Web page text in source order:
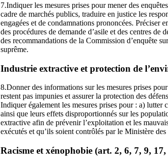
7.Indiquer les mesures prises pour mener des
cadre de marchés publics, traduire en justice les
engagées et de condamnations prononcées. Préciser
des procédures de demande d’asile et des centres
des recommandations de la Commission d’enquête
suprême.
Industrie extractive et protection de
8.Donner des informations sur les mesures prises
restent pas impunies et assurer la protection des
Indiquer également les mesures prises pour : a)
ainsi que leurs effets disproportionnés sur les
extractive afin de prévenir l’exploitation et les
exécutés et qu’ils soient contrôlés par le Ministère
Racisme et xénophobie (art. 2, 6, 7, 9, 17,